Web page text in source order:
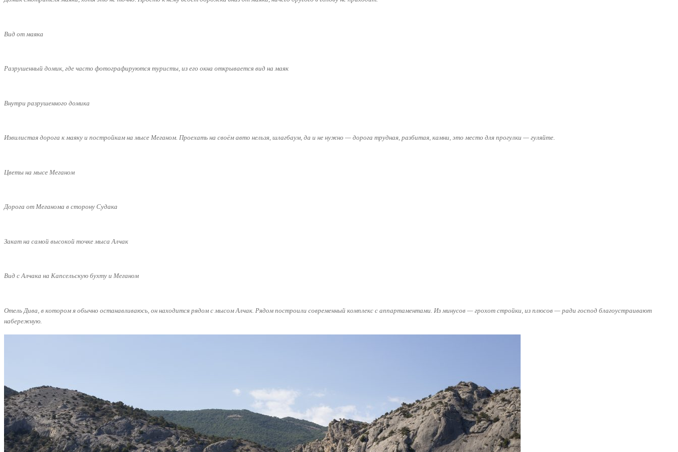
Вид от маяка
Разрушенный домик, где часто фотографируются туристы, из его окна открывается вид на маяк
Внутри разрушенного домика
Извилистая дорога к маяку и постройкам на мысе Меганом. Проехать на своём авто нельзя, шлагбаум, да и не нужно — дорога трудная, разбитая, камни, это место для прогулки — гуляйте.
Цветы на мысе Меганом
Дорога от Меганома в сторону Судака
Закат на самой высокой точке мыса Алчак
Вид с Алчака на Капсельскую бухту и Меганом
Отель Дива, в котором я обычно останавливаюсь, он находится рядом с мысом Алчак. Рядом построили современный комплекс с аппартаментами. Из минусов — грохот стройки, из плюсов — ради господ благоустраивают
набережную.